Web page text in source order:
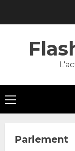
Primary
Menu
Parlement